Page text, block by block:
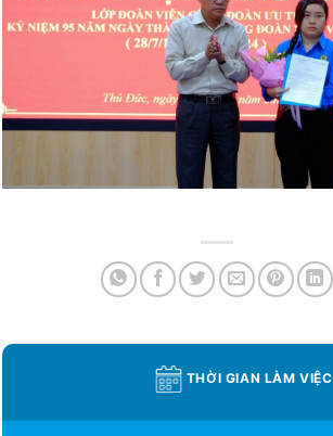
THỜI GIAN LÀM VIỆC